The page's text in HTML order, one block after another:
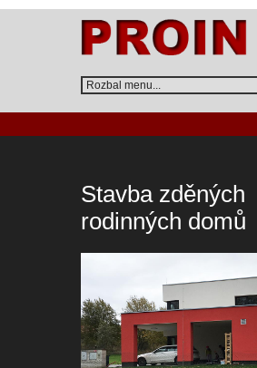
Stavba zděných
rodinných domů